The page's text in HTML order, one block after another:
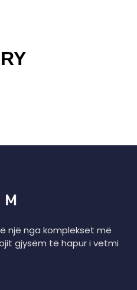
një nga komplekset më
gjysëm të hapur i vetmi